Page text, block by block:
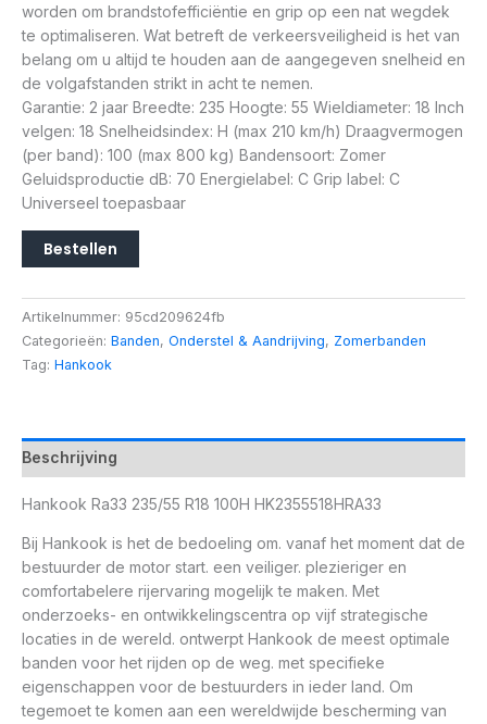
worden om brandstofefficiëntie en grip op een nat wegdek
te optimaliseren. Wat betreft de verkeersveiligheid is het van
belang om u altijd te houden aan de aangegeven snelheid en
de volgafstanden strikt in acht te nemen.
Garantie: 2 jaar Breedte: 235 Hoogte: 55 Wieldiameter: 18 Inch
velgen: 18 Snelheidsindex: H (max 210 km/h) Draagvermogen
(per band): 100 (max 800 kg) Bandensoort: Zomer
Geluidsproductie dB: 70 Energielabel: C Grip label: C
Universeel toepasbaar
Bestellen
Artikelnummer: 95cd209624fb
Categorieën: Banden, Onderstel & Aandrijving, Zomerbanden
Tag: Hankook
Beschrijving
Hankook Ra33 235/55 R18 100H HK2355518HRA33
Bij Hankook is het de bedoeling om. vanaf het moment dat de
bestuurder de motor start. een veiliger. plezieriger en
comfortabelere rijervaring mogelijk te maken. Met
onderzoeks- en ontwikkelingscentra op vijf strategische
locaties in de wereld. ontwerpt Hankook de meest optimale
banden voor het rijden op de weg. met specifieke
eigenschappen voor de bestuurders in ieder land. Om
tegemoet te komen aan een wereldwijde bescherming van